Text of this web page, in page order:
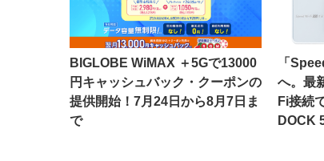
BIGLOBE WiMAX ＋5Gで13000
円キャッシュバック・クーポンの
提供開始！7月24日から8月7日ま
で
「
へ。最
Fi接続
DOCK